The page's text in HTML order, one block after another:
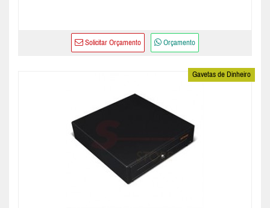
Solicitar Orçamento Orçamento
Gavetas de Dinheiro